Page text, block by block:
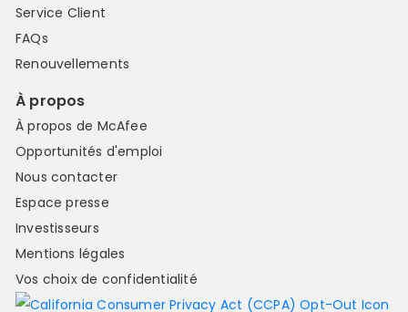
Service Client
FAQs
Renouvellements
À propos
À propos de McAfee
Opportunités d'emploi
Nous contacter
Espace presse
Investisseurs
Mentions légales
Vos choix de confidentialité